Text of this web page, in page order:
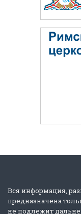
Вся информация,
предназначена
не подлежит